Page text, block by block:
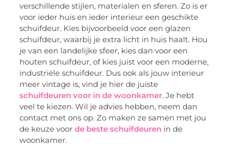
verschillende stijlen, materialen en sferen. Zo is er
voor ieder huis en ieder interieur een geschikte
schuifdeur. Kies bijvoorbeeld voor een glazen
schuifdeur, waarbij je extra licht in huis haalt. Hou
je van een landelijke sfeer, kies dan voor een
houten schuifdeur, of kies juist voor een moderne,
industriële schuifdeur. Dus ook als jouw interieur
meer vintage is, vind je hier de juiste
schuifdeuren voor in de woonkamer. Je hebt
veel te kiezen. Wil je advies hebben, neem dan
contact met ons op. Zo maken ze samen met jou
de keuze voorde beste schuifdeuren in de
woonkamer.